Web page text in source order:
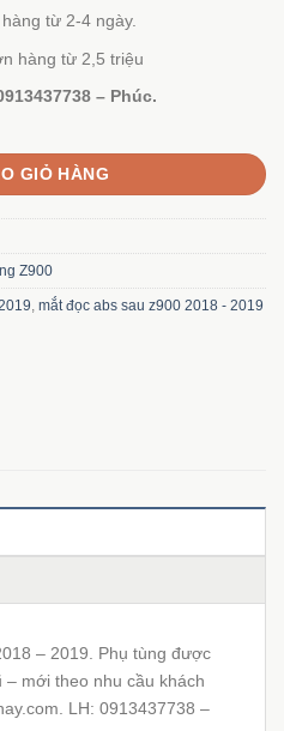
từ 2-4 ngày.
hàng từ 2,5 triệu
– Phúc.
số lượng
GIỎ HÀNG
Z900
mắt đọc abs sau z900 2018 - 2019
– 2019. Phụ tùng được
mới theo nhu cầu khách
LH: 0913437738 –